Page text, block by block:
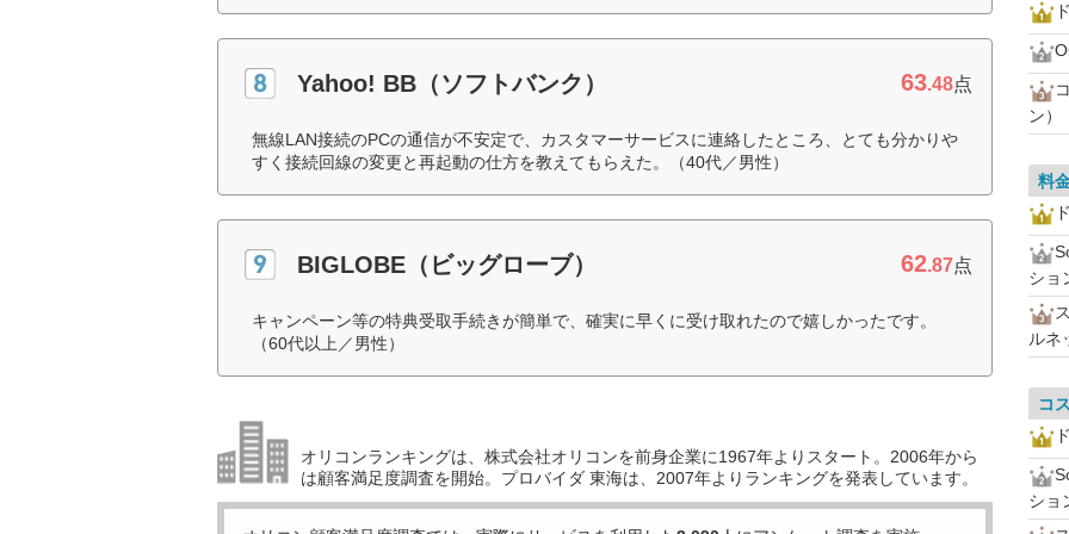
Yahoo! BB（ソフトバンク） 63.48点
無線LAN接続のPCの通信が不安定で、カスタマーサービスに連絡したところ、とても分かりや
すく接続回線の変更と再起動の仕方を教えてもらえた。（40代／男性）
BIGLOBE（ビッグローブ） 62.87点
キャンペーン等の特典受取手続きが簡単で、確実に早くに受け取れたので嬉しかったです。
（60代以上／男性）
オリコンランキングは、株式会社オリコンを前身企業に1967年よりスタート。2006年から
は顧客満足度調査を開始。プロバイダ 東海は、2007年よりランキングを発表しています。
ン）
料
ショ
ルネ
コ
ショ